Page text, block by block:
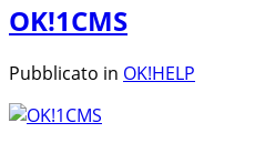
OK!1CMS
Pubblicato in OK!HELP